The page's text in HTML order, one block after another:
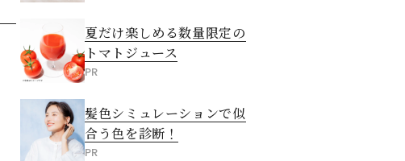
夏だけ楽しめる数量限定の
トマトジュース
PR
髪色シミュレーションで似
合う色を診断！
PR